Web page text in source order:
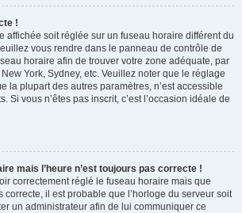
!
affichée soit réglée sur un fuseau horaire différent du
vous rendre dans le panneau de contrôle de
horaire afin de trouver votre zone adéquate, par
York, Sydney, etc. Veuillez noter que le réglage
la plupart des autres paramètres, n’est accessible
Si vous n’êtes pas inscrit, c’est l’occasion idéale de
mais l’heure n’est toujours pas correcte !
correctement réglé le fuseau horaire mais que
correcte, il est probable que l’horloge du serveur soit
un administrateur afin de lui communiquer ce